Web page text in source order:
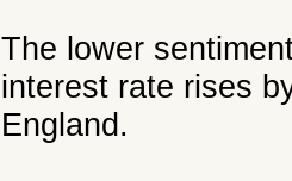
The lower
interest rate rises
England.